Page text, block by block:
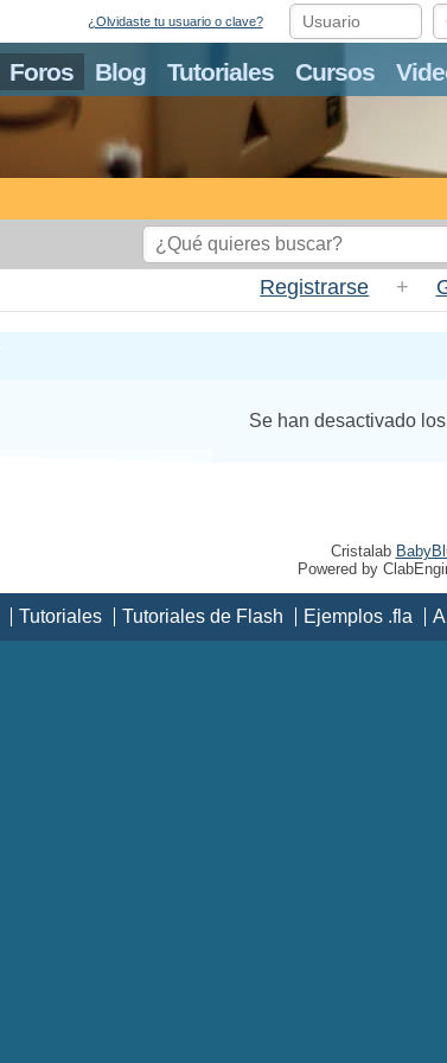
Foros Blog Tutoriales Cursos
¿Olvidaste tu usuario o clave?
Registrarse +
Se han desactivado
Cristalab
Powered by
Tutoriales Tutoriales de Flash Ejemplos .fla